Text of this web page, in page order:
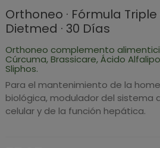
Orthoneo · Fórmula Triple
Dietmed · 30 Días
Orthoneo complemento
Cúrcuma, Brassicare, Ácido
Sliphos.
Para el mantenimiento de la
biológica, modulador del sistema
celular y de la función hepática.